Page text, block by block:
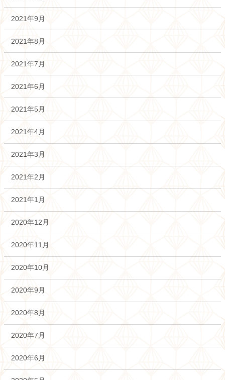
2021年9月
2021年8月
2021年7月
2021年6月
2021年5月
2021年4月
2021年3月
2021年2月
2021年1月
2020年12月
2020年11月
2020年10月
2020年9月
2020年8月
2020年7月
2020年6月